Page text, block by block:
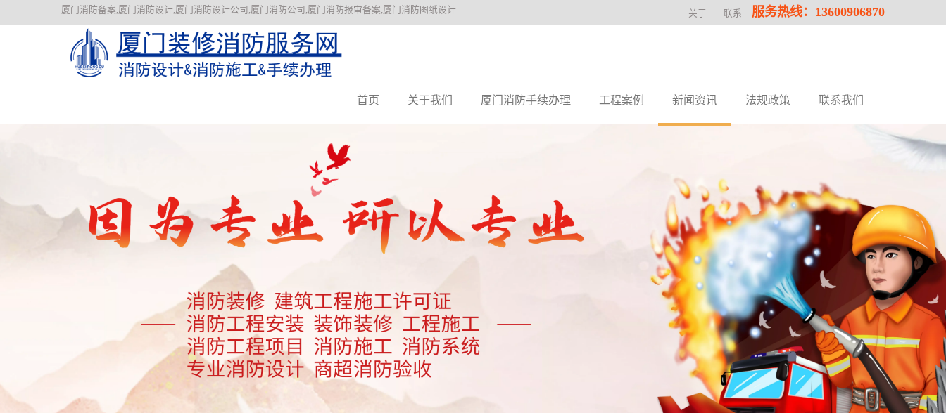
厦门消防备案,厦门消防设计,厦门消防设计公司,厦门消防公司,厦门消防报审备案,厦门消防图纸设计 关于 联系 服务热线：13600906870
首页 关于我们 厦门消防手续办理 工程案例 新闻资讯 法规政策 联系我们